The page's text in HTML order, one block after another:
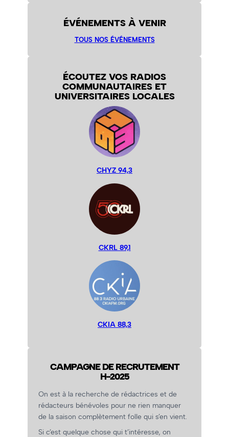
ÉVÉNEMENTS À VENIR
TOUS NOS ÉVÉNEMENTS
ÉCOUTEZ VOS RADIOS
COMMUNAUTAIRES ET
UNIVERSITAIRES LOCALES
CHYZ 94,3
CKRL 89,1
CKIA 88,3
CAMPAGNE DE RECRUTEMENT
H-2025
On est à la recherche de rédactrices et de
rédacteurs bénévoles pour ne rien manquer
de la saison complètement folle qui s’en vient.
Si c’est quelque chose qui t’intéresse, on